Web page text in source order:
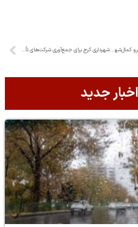
اهمیت استراتژیک ایستگاه مترو کمال‌شهر/تعیین شهرداری کمال‌شهر به عنوان دبیرخانه مرکزی شهرداری کرج برای جمع‌آوری شرکت‌های تأمین نیرو آماده باشد
اخبار جدید